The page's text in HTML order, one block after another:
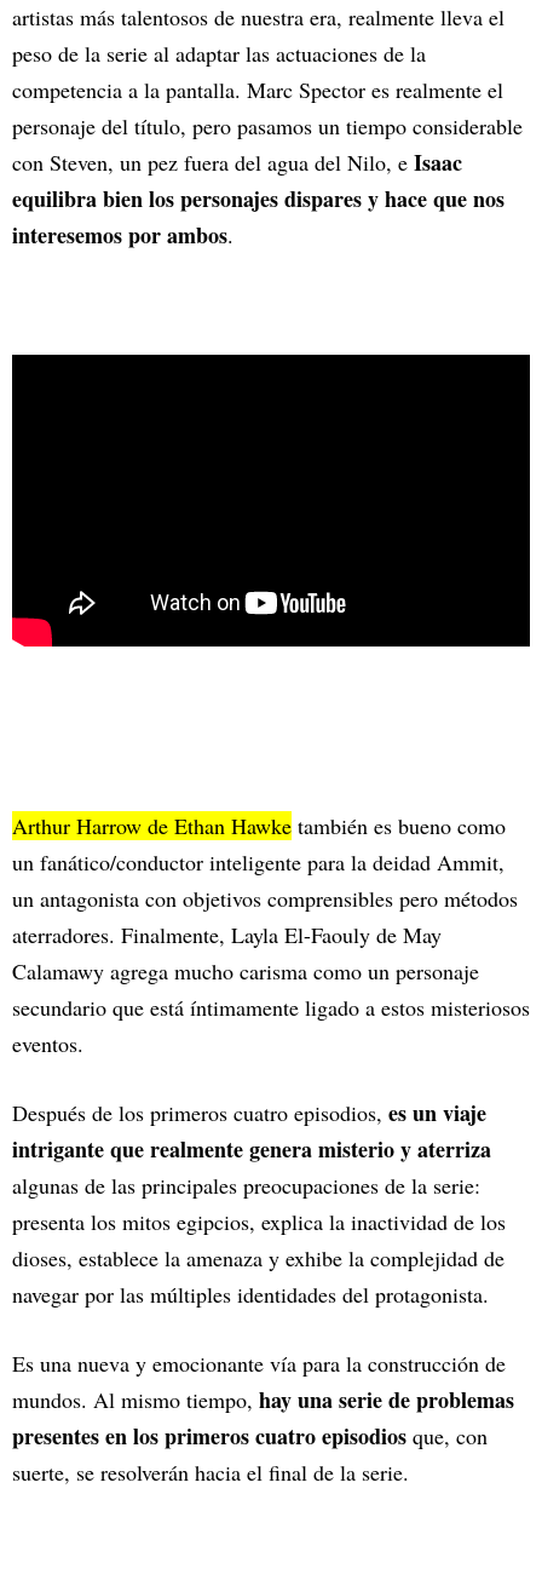
artistas más talentosos de nuestra era, realmente lleva el
peso de la serie al adaptar las actuaciones de la
competencia a la pantalla. Marc Spector es realmente el
personaje del título, pero pasamos un tiempo considerable
con Steven, un pez fuera del agua del Nilo, e Isaac
equilibra bien los personajes dispares y hace que nos
interesemos por ambos.
Arthur Harrow de Ethan Hawke también es bueno como
un fanático/conductor inteligente para la deidad Ammit,
un antagonista con objetivos comprensibles pero métodos
aterradores. Finalmente, Layla El-Faouly de May
Calamawy agrega mucho carisma como un personaje
secundario que está íntimamente ligado a estos misteriosos
eventos.
Después de los primeros cuatro episodios, es un viaje
intrigante que realmente genera misterio y aterriza
algunas de las principales preocupaciones de la serie:
presenta los mitos egipcios, explica la inactividad de los
dioses, establece la amenaza y exhibe la complejidad de
navegar por las múltiples identidades del protagonista.
Es una nueva y emocionante vía para la construcción de
mundos. Al mismo tiempo, hay una serie de problemas
presentes en los primeros cuatro episodios que, con
suerte, se resolverán hacia el final de la serie.